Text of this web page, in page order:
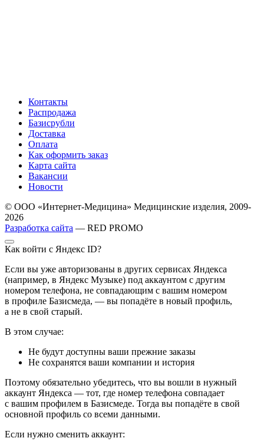
Контакты
Распродажа
Базисрубли
Доставка
Оплата
Как оформить заказ
Карта сайта
Вакансии
Новости
© ООО «Интернет-Медицина» Медицинские изделия, 2009-
2026
Разработка сайта — RED PROMO
Как войти с Яндекс ID?
Если вы уже авторизованы в других сервисах Яндекса
(например, в Яндекс Музыке) под аккаунтом с другим
номером телефона, не совпадающим с вашим номером
в профиле Базисмеда, — вы попадёте в новый профиль,
а не в свой старый.
В этом случае:
Не будут доступны ваши прежние заказы
Не сохранятся ваши компании и история
Поэтому обязательно убедитесь, что вы вошли в нужный
аккаунт Яндекса — тот, где номер телефона совпадает
с вашим профилем в Базисмеде. Тогда вы попадёте в свой
основной профиль со всеми данными.
Если нужно сменить аккаунт: